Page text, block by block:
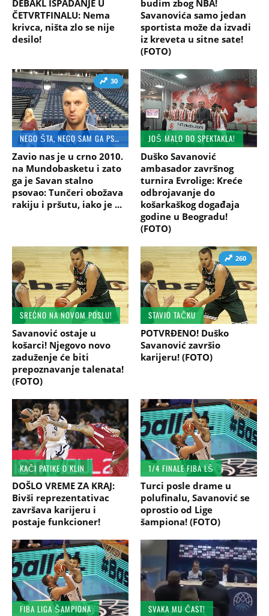
DEBAKL ISPADANJE U
ČETVRTFINALU: Nema
krivca, ništa zlo se nije
desilo!
budim zbog NBA!
Savanovića samo jedan
sportista može da izvadi
iz kreveta u sitne sate!
(FOTO)
30
NEGO ŠTA, NEGO SAM GA PSOVAO
Zavio nas je u crno 2010.
na Mundobasketu i zato
ga je Savan stalno
psovao: Tunčeri obožava
rakiju i pršutu, iako je ...
JOŠ MALO DO SPEKTAKLA!
Duško Savanović
ambasador završnog
turnira Evrolige: Kreće
odbrojavanje do
košarkaškog događaja
godine u Beogradu!
(FOTO)
SREĆNO NA NOVOM POSLU!
Savanović ostaje u
košarci! Njegovo novo
zaduženje će biti
prepoznavanje talenata!
(FOTO)
260
STAVIO TAČKU
POTVRĐENO! Duško
Savanović završio
karijeru! (FOTO)
KAČI PATIKE O KLIN
DOŠLO VREME ZA KRAJ:
Bivši reprezentativac
završava karijeru i
postaje funkcioner!
1/4 FINALE FIBA LŠ
Turci posle drame u
polufinalu, Savanović se
oprostio od Lige
šampiona! (FOTO)
FIBA LIGA ŠAMPIONA
SVAKA MU ČAST!